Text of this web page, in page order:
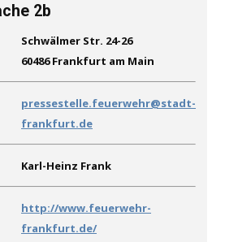
2b
Schwälmer Str. 24-26
60486 Frankfurt am Main
pressestelle.feuerwehr@stadt-
frankfurt.de
Karl-Heinz Frank
http://www.feuerwehr-
frankfurt.de/